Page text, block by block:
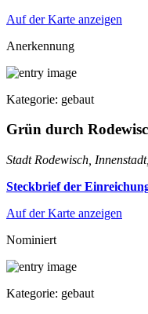
Auf der Karte anzeigen
Anerkennung
Kategorie: gebaut
Grün durch
Stadt Rodewisch,
Steckbrief der
Auf der Karte anzeigen
Nominiert
Kategorie: gebaut